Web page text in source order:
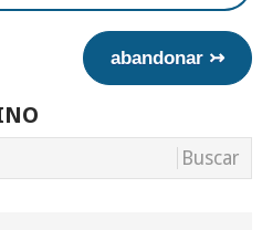
abandonar ↣